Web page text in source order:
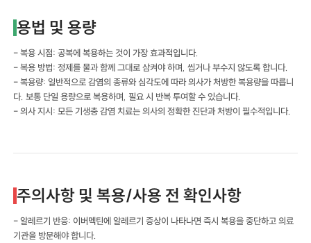
용법 및 용량
- 복용 시점: 공복에 복용하는 것이 가장 효과적입니다.
- 복용 방법: 정제를 물과 함께 그대로 삼켜야 하며, 씹거나 부수지 않도록 합니다.
- 복용량: 일반적으로 감염의 종류와 심각도에 따라 의사가 처방한 복용량을 따릅니
다. 보통 단일 용량으로 복용하며, 필요 시 반복 투여할 수 있습니다.
- 의사 지시: 모든 기생충 감염 치료는 의사의 정확한 진단과 처방이 필수적입니다.
주의사항 및 복용/사용 전 확인사항
- 알레르기 반응: 이버멕틴에 알레르기 증상이 나타나면 즉시 복용을 중단하고 의료
기관을 방문해야 합니다.